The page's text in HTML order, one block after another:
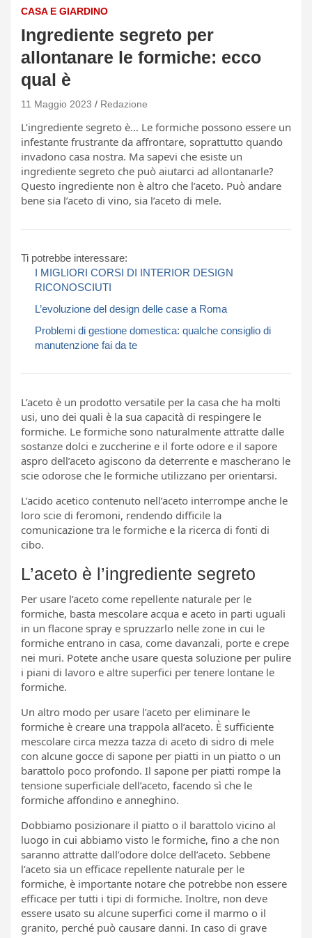
CASA E GIARDINO
Ingrediente segreto per
allontanare le formiche: ecco
qual è
11 Maggio 2023 Redazione
L’ingrediente segreto è… Le formiche possono essere un
infestante frustrante da affrontare, soprattutto quando
invadono casa nostra. Ma sapevi che esiste un
ingrediente segreto che può aiutarci ad allontanarle?
Questo ingrediente non è altro che l’aceto. Può andare
bene sia l’aceto di vino, sia l’aceto di mele.
Ti potrebbe interessare:
I MIGLIORI CORSI DI INTERIOR DESIGN
RICONOSCIUTI
L’evoluzione del design delle case a Roma
Problemi di gestione domestica: qualche consiglio di
manutenzione fai da te
L’aceto è un prodotto versatile per la casa che ha molti
usi, uno dei quali è la sua capacità di respingere le
formiche. Le formiche sono naturalmente attratte dalle
sostanze dolci e zuccherine e il forte odore e il sapore
aspro dell’aceto agiscono da deterrente e mascherano le
scie odorose che le formiche utilizzano per orientarsi.
L’acido acetico contenuto nell’aceto interrompe anche le
loro scie di feromoni, rendendo difficile la
comunicazione tra le formiche e la ricerca di fonti di
cibo.
L’aceto è l’ingrediente segreto
Per usare l’aceto come repellente naturale per le
formiche, basta mescolare acqua e aceto in parti uguali
in un flacone spray e spruzzarlo nelle zone in cui le
formiche entrano in casa, come davanzali, porte e crepe
nei muri. Potete anche usare questa soluzione per pulire
i piani di lavoro e altre superfici per tenere lontane le
formiche.
Un altro modo per usare l’aceto per eliminare le
formiche è creare una trappola all’aceto. È sufficiente
mescolare circa mezza tazza di aceto di sidro di mele
con alcune gocce di sapone per piatti in un piatto o un
barattolo poco profondo. Il sapone per piatti rompe la
tensione superficiale dell’aceto, facendo sì che le
formiche affondino e anneghino.
Dobbiamo posizionare il piatto o il barattolo vicino al
luogo in cui abbiamo visto le formiche, fino a che non
saranno attratte dall’odore dolce dell’aceto. Sebbene
l’aceto sia un efficace repellente naturale per le
formiche, è importante notare che potrebbe non essere
efficace per tutti i tipi di formiche. Inoltre, non deve
essere usato su alcune superfici come il marmo o il
granito, perché può causare danni. In caso di grave